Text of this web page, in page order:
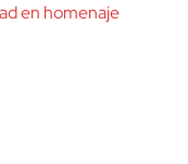
en homenaje